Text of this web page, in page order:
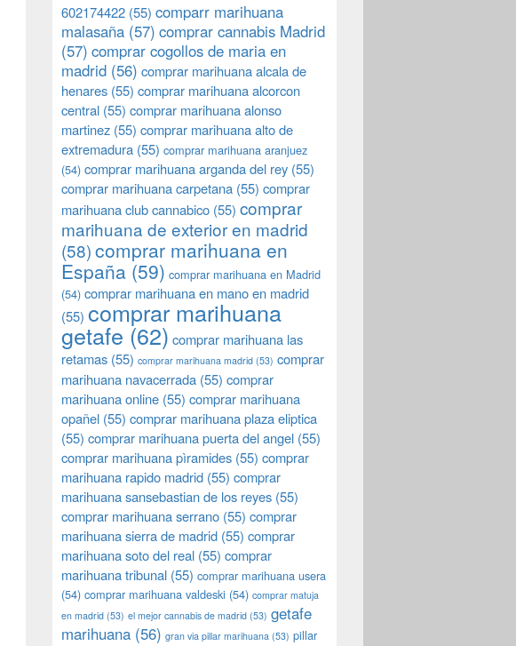
602174422 (55) comparr marihuana
malasaña (57) comprar cannabis Madrid
(57) comprar cogollos de maria en
madrid (56) comprar marihuana alcala de
henares (55) comprar marihuana alcorcon
central (55) comprar marihuana alonso
martinez (55) comprar marihuana alto de
extremadura (55) comprar marihuana aranjuez
(54) comprar marihuana arganda del rey (55)
comprar marihuana carpetana (55) comprar
marihuana club cannabico (55) comprar
marihuana de exterior en madrid
(58)comprar marihuana en
España (59) comprar marihuana en Madrid
(54) comprar marihuana en mano en madrid
(55) comprar marihuana
getafe (62) comprar marihuana las
retamas (55) comprar marihuana madrid (53) comprar
marihuana navacerrada (55) comprar
marihuana online (55) comprar marihuana
opañel (55) comprar marihuana plaza eliptica
(55) comprar marihuana puerta del angel (55)
comprar marihuana pìramides (55) comprar
marihuana rapido madrid (55) comprar
marihuana sansebastian de los reyes (55)
comprar marihuana serrano (55) comprar
marihuana sierra de madrid (55) comprar
marihuana soto del real (55) comprar
marihuana tribunal (55) comprar marihuana usera
(54) comprar marihuana valdeski (54) comprar matuja
en madrid (53) el mejor cannabis de madrid (53) getafe
marihuana (56) gran via pillar marihuana (53) pillar